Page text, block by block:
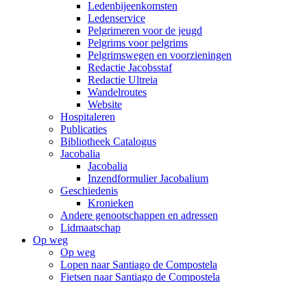
Ledenbijeenkomsten
Ledenservice
Pelgrimeren voor de jeugd
Pelgrims voor pelgrims
Pelgrimswegen en voorzieningen
Redactie Jacobsstaf
Redactie Ultreia
Wandelroutes
Website
Hospitaleren
Publicaties
Bibliotheek Catalogus
Jacobalia
Jacobalia
Inzendformulier Jacobalium
Geschiedenis
Kronieken
Andere genootschappen en adressen
Lidmaatschap
Op weg
Op weg
Lopen naar Santiago de Compostela
Fietsen naar Santiago de Compostela